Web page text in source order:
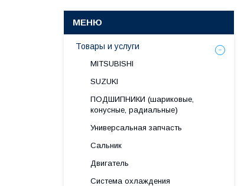
Товары и услуги
MITSUBISHI
SUZUKI
ПОДШИПНИКИ (шариковые,
конусные, радиальные)
Универсальная запчасть
Сальник
Двигатель
Система охлаждения